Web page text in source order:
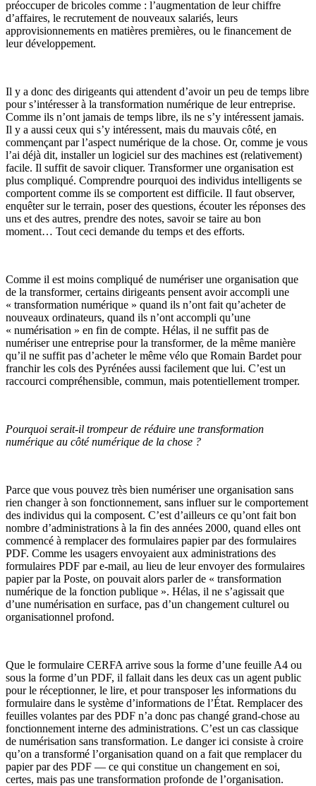
préoccuper de bricoles comme : l’augmentation de leur chiffre
d’affaires, le recrutement de nouveaux salariés, leurs
approvisionnements en matières premières, ou le financement de
leur développement.
Il y a donc des dirigeants qui attendent d’avoir un peu de temps libre
pour s’intéresser à la transformation numérique de leur entreprise.
Comme ils n’ont jamais de temps libre, ils ne s’y intéressent jamais.
Il y a aussi ceux qui s’y intéressent, mais du mauvais côté, en
commençant par l’aspect numérique de la chose. Or, comme je vous
l’ai déjà dit, installer un logiciel sur des machines est (relativement)
facile. Il suffit de savoir cliquer. Transformer une organisation est
plus compliqué. Comprendre pourquoi des individus intelligents se
comportent comme ils se comportent est difficile. Il faut observer,
enquêter sur le terrain, poser des questions, écouter les réponses des
uns et des autres, prendre des notes, savoir se taire au bon
moment… Tout ceci demande du temps et des efforts.
Comme il est moins compliqué de numériser une organisation que
de la transformer, certains dirigeants pensent avoir accompli une
« transformation numérique » quand ils n’ont fait qu’acheter de
nouveaux ordinateurs, quand ils n’ont accompli qu’une
« numérisation » en fin de compte. Hélas, il ne suffit pas de
numériser une entreprise pour la transformer, de la même manière
qu’il ne suffit pas d’acheter le même vélo que Romain Bardet pour
franchir les cols des Pyrénées aussi facilement que lui. C’est un
raccourci compréhensible, commun, mais potentiellement tromper.
Pourquoi serait-il trompeur de réduire une transformation
numérique au côté numérique de la chose ?
Parce que vous pouvez très bien numériser une organisation sans
rien changer à son fonctionnement, sans influer sur le comportement
des individus qui la composent. C’est d’ailleurs ce qu’ont fait bon
nombre d’administrations à la fin des années 2000, quand elles ont
commencé à remplacer des formulaires papier par des formulaires
PDF. Comme les usagers envoyaient aux administrations des
formulaires PDF par e-mail, au lieu de leur envoyer des formulaires
papier par la Poste, on pouvait alors parler de « transformation
numérique de la fonction publique ». Hélas, il ne s’agissait que
d’une numérisation en surface, pas d’un changement culturel ou
organisationnel profond.
Que le formulaire CERFA arrive sous la forme d’une feuille A4 ou
sous la forme d’un PDF, il fallait dans les deux cas un agent public
pour le réceptionner, le lire, et pour transposer les informations du
formulaire dans le système d’informations de l’État. Remplacer des
feuilles volantes par des PDF n’a donc pas changé grand-chose au
fonctionnement interne des administrations. C’est un cas classique
de numérisation sans transformation. Le danger ici consiste à croire
qu’on a transformé l’organisation quand on a fait que remplacer du
papier par des PDF — ce qui constitue un changement en soi,
certes, mais pas une transformation profonde de l’organisation.